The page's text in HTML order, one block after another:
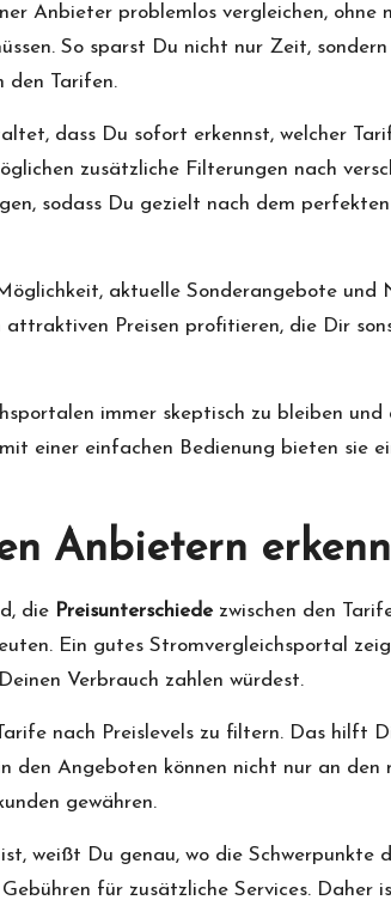
Anbieter problemlos vergleichen, ohne
So sparst Du nicht nur Zeit,
den Tarifen.
dass Du sofort erkennst, welcher
zusätzliche Filterungen nach
sodass Du gezielt nach dem
aktuelle Sonderangebote und
attraktiven Preisen profitieren, die Dir
immer skeptisch zu bleiben und
einer einfachen Bedienung bieten sie
Anbietern
die Preisunterschiede zwischen den
Ein gutes Stromvergleichsportal
Verbrauch zahlen würdest.
nach Preislevels zu filtern. Das hilft
den Angeboten können nicht nur an
gewähren.
weißt Du genau, wo die
für zusätzliche Services. Daher